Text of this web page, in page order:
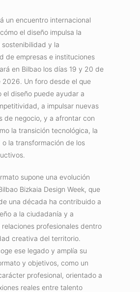
un encuentro internacional
el diseño impulsa la
sostenibilidad y la
de empresas e instituciones
en Bilbao los días 19 y 20 de
2026. Un foro desde el que
el diseño puede ayudar a
a impulsar nuevas
de negocio, y a afrontar con
la transición tecnológica, la
o la transformación de los
supone una evolución
Bizkaia Design Week, que
una década ha contribuido a
a la ciudadanía y a
profesionales dentro
creativa del territorio.
ese legado y amplía su
y objetivos, como un
profesional, orientado a
reales entre talento